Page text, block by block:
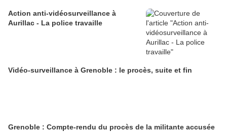
Action anti-vidéosurveillance à
Aurillac - La police travaille
Vidéo-surveillance à Grenoble : le procès, suite et fin
Grenoble : Compte-rendu du procès de la militante accusée